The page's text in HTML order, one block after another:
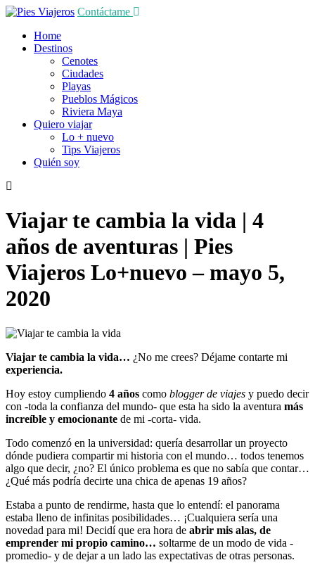
Contáctame
Home
Destinos
Cenotes
Ciudades
Playas
Pueblos Mágicos
Riviera Maya
Quiero viajar
Lo + nuevo
Tips Viajeros
Quién soy
Viajar te cambia la vida | 4
años de aventuras | Pies
Viajeros Lo+nuevo – mayo 5,
2020
Viajar te cambia la vida… ¿No me crees? Déjame contarte mi
experiencia.
Hoy estoy cumpliendo 4 años como blogger de viajes y puedo decir
con -toda la confianza del mundo- que esta ha sido la aventura más
increíble y emocionante de mi -corta- vida.
Todo comenzó en la universidad: quería desarrollar un proyecto
dónde pudiera compartir mi historia con el mundo… todos tenemos
algo que decir, ¿no? El único problema es que no sabía que contar…
¿Qué más podría decirte una chica de apenas 19 años?
Estaba a punto de rendirme, hasta que lo entendí: el panorama
estaba lleno de infinitas posibilidades… ¡Cualquiera sería una
novedad para mi! Decidí que era hora de abrir mis alas, de
emprender mi propio camino… soltarme de un modo de vida -
promedio- y de dejar a un lado las expectativas de otras personas.